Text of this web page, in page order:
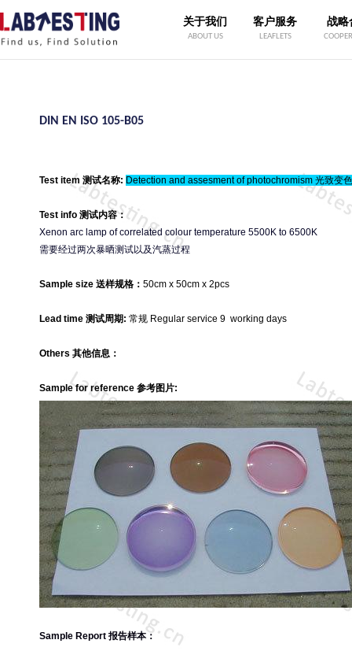
关于我们
ABOUT US
客户服务
LEAFLETS
战略
DIN EN ISO 105-B05
Test item 测试名称: Detection and assesment of photochromism 光致变色
Test info 测试内容：
Xenon arc lamp of correlated colour temperature 5500K to 6500K
需要经过两次暴晒测试以及汽蒸过程
Sample size 送样规格： 50cm x 50cm x 2pcs
Lead time 测试周期: 常规 Regular service 9 working days
Others 其他信息：
Sample for reference 参考图片:
Sample Report 报告样本：